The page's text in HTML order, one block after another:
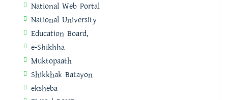
National Web Portal
National University
Education Board,
e-Shikhha
Muktopaath
Shikkhak Batayon
eksheba